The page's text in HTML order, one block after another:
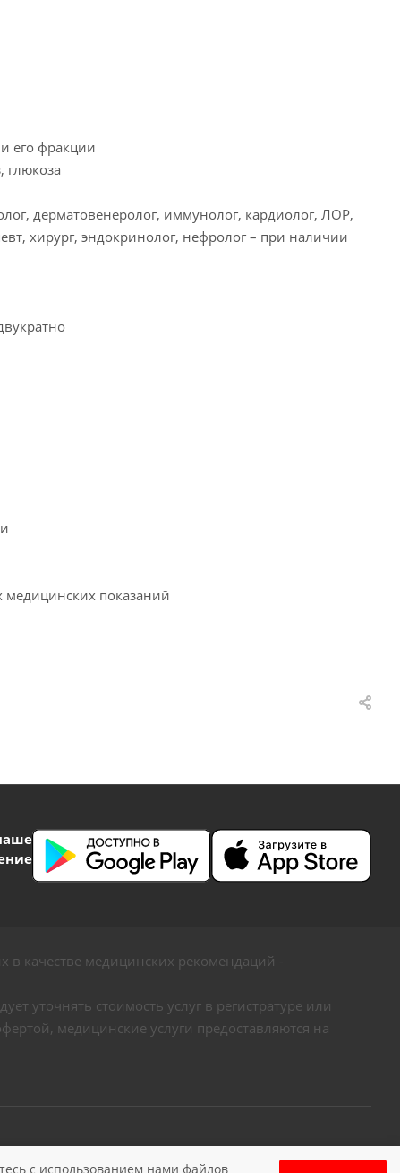
его фракции
глюкоза
дерматовенеролог, иммунолог, кардиолог, ЛОР,
хирург, эндокринолог, нефролог – при наличии
показаний
в качестве медицинских рекомендаций -
уточнять стоимость услуг в регистратуре или
медицинские услуги предоставляются на
c использованием нами файлов